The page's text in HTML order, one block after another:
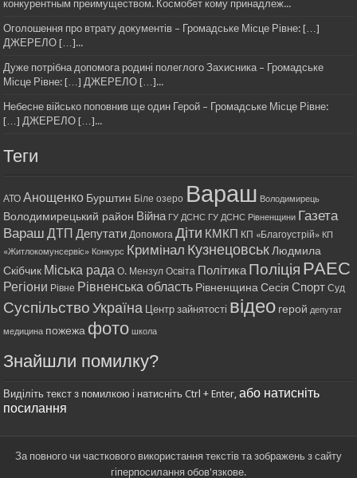
конкурентным преимуществом. Космобет кому принадлеж...
Оголошення про втрату документів – Громадське Місце Рівне: […]
ДЖЕРЕЛО […]...
Дуже потрібна допомога родині полеглого Захисника – Громадське
Місце Рівне: […] ДЖЕРЕЛО […]...
Небесне військо поповнив ще один Герой – Громадське Місце Рівне:
[…] ДЖЕРЕЛО […]...
Теги
АТО Анощенко Бурштин Біле озеро Вараш Володимирець
Володимирецький район Війна ГУ ДСНС ГУ ДСНС Рівненщини Газета
Вараш ДТП Депутати Допомога Діти КМКП КП «Благоустрій» КП
«Житлокомунсервіс» Конкурс Кримінал Кузнецовськ Людмила
Скібчик Міська рада О. Мензул Освіта ПолітикаПоліція РАЕС
Регіони Рівне Рівненська область Рівненщина Сесія Спорт Суд
Суспільство Україна Центр зайнятості відео герой депутат
медицина пожежа фото школа
Знайшли помилку?
Виділіть текст з помилкою і натисніть Ctrl + Enter,або натисніть
посилання
За повного чи часткового використання текстів та зображень з сайту
гіперпосилання обов'язкове.